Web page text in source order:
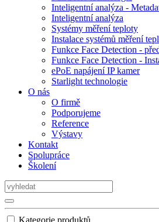
Inteligentní analýza -
Inteligentní analýza
Systémy měření teploty
Instalace systémů měření
Funkce Face Detection -
Funkce Face Detection -
ePoE napájení IP kamer
Starlight technologie
O nás
O firmě
Podporujeme
Reference
Výstavy
Kontakt
Spolupráce
Školení